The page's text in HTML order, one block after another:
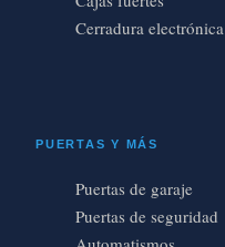
Cerradura electrónica
PUERTAS Y MÁS
Puertas de garaje
Puertas de seguridad